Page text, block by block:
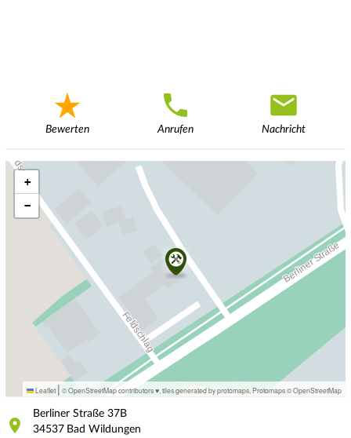
Bewerten Anrufen Nachricht
+
−
Leaflet | © OpenStreetMap contributors ♥, tiles generated by protomaps Protomaps©OpenStreetMap
Berliner Straße 37B
34537 Bad Wildungen